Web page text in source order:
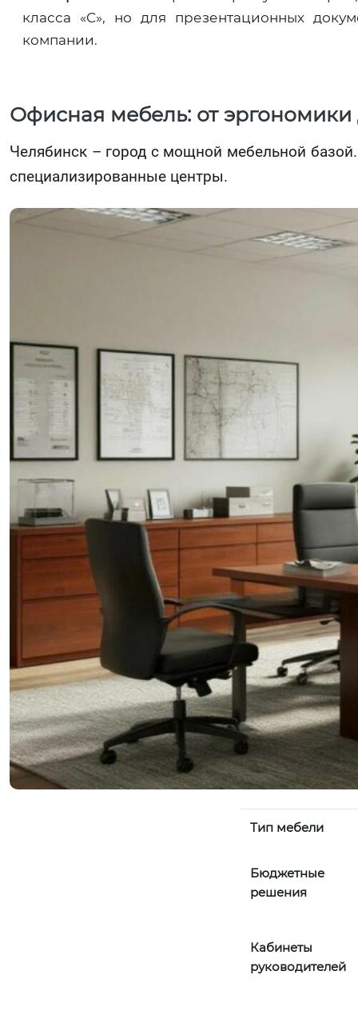
класса «C», но для презентационных
компании.
Офисная мебель: от эргономики
Челябинск – город с мощной мебельной
специализированные центры.
Тип мебели
Бюджетные
решения
Кабинеты
руководителей